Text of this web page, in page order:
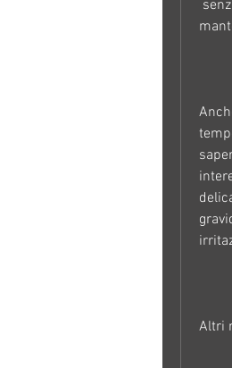
Altri